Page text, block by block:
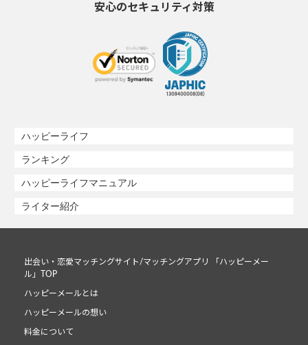
安心のセキュリティ対策
ハッピーライフ
ランキング
ハッピーライフマニュアル
ライター紹介
出会い・恋愛マッチングサイト/マッチングアプリ 「ハッピーメー
ル」TOP
ハッピーメールとは
ハッピーメールの想い
料金について